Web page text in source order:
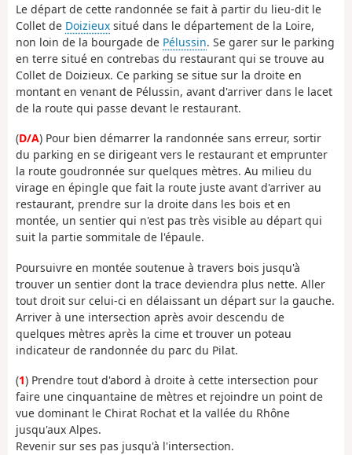
Le départ de cette randonnée se fait à partir du lieu-dit le
Collet de Doizieux situé dans le département de la Loire,
non loin de la bourgade de Pélussin. Se garer sur le parking
en terre situé en contrebas du restaurant qui se trouve au
Collet de Doizieux. Ce parking se situe sur la droite en
montant en venant de Pélussin, avant d'arriver dans le lacet
de la route qui passe devant le restaurant.
(D/A) Pour bien démarrer la randonnée sans erreur, sortir
du parking en se dirigeant vers le restaurant et emprunter
la route goudronnée sur quelques mètres. Au milieu du
virage en épingle que fait la route juste avant d'arriver au
restaurant, prendre sur la droite dans les bois et en
montée, un sentier qui n'est pas très visible au départ qui
suit la partie sommitale de l'épaule.
Poursuivre en montée soutenue à travers bois jusqu'à
trouver un sentier dont la trace deviendra plus nette. Aller
tout droit sur celui-ci en délaissant un départ sur la gauche.
Arriver à une intersection après avoir descendu de
quelques mètres après la cime et trouver un poteau
indicateur de randonnée du parc du Pilat.
(1) Prendre tout d'abord à droite à cette intersection pour
faire une cinquantaine de mètres et rejoindre un point de
vue dominant le Chirat Rochat et la vallée du Rhône
jusqu'aux Alpes.
Revenir sur ses pas jusqu'à l'intersection.